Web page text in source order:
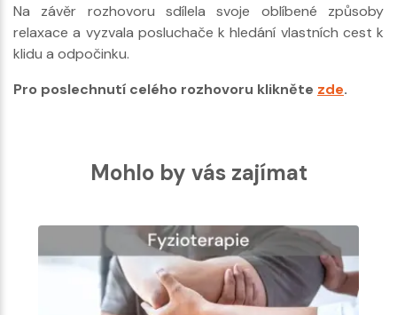
Na závěr rozhovoru sdílela svoje oblíbené způsoby
relaxace a vyzvala posluchače k hledání vlastních cest k
klidu a odpočinku.
Pro poslechnutí celého rozhovoru klikněte zde.
Mohlo by vás zajímat